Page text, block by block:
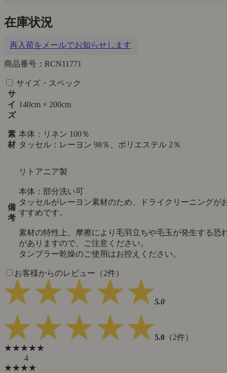
在庫状況
再入荷をメールでお知らせします
商品番号：RCN11771
サイズ・スペック
サ
イ
ズ
140cm × 200cm
素
材
本体：リネン 100％
タッセル：レーヨン 98％、ポリエステル 2％
備
考
リトアニア製
本体：部分洗い可
タッセルがレーヨン素材のため、ドライクリーニングが
すすめです。
素材の特性上、摩擦により毛羽立ちや毛玉が発生する恐
がありますので、ご注意ください。
タンブラー乾燥のご使用はお控えください。
お客様からのレビュー（2件）
5.0
5.0 （2件）
★★★★★
4
★★★★